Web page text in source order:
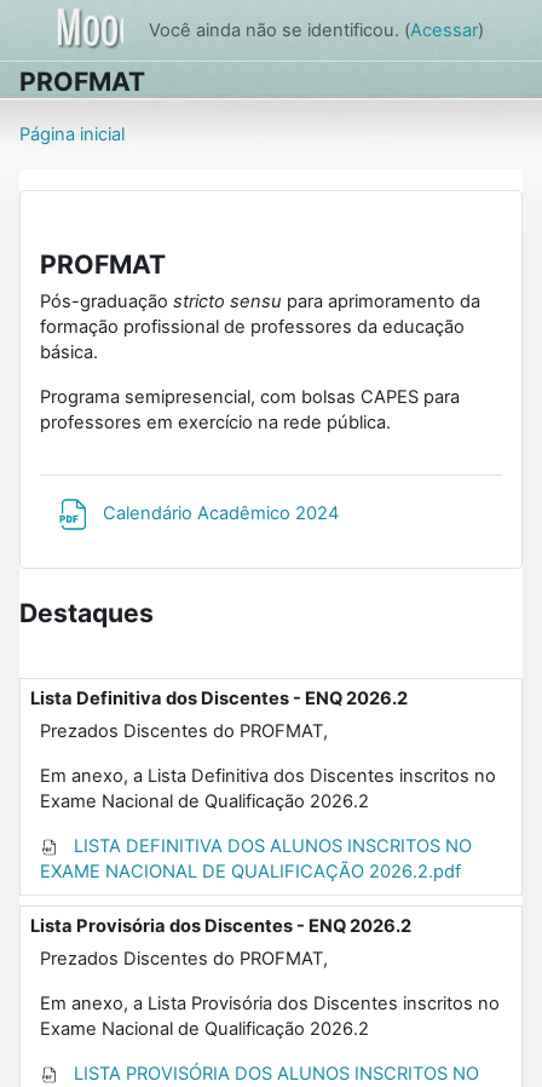
Ir para o conteúdo principal
Você ainda não se identificou. (Acessar)
PROFMAT
Página inicial
PROFMAT
Pós-graduação stricto sensu para aprimoramento da
formação profissional de professores da educação
básica.
Programa semipresencial, com bolsas CAPES para
professores em exercício na rede pública.
Calendário Acadêmico 2024
Destaques
Lista Definitiva dos Discentes - ENQ 2026.2
Prezados Discentes do PROFMAT,
Em anexo, a Lista Definitiva dos Discentes inscritos no
Exame Nacional de Qualificação 2026.2
LISTA DEFINITIVA DOS ALUNOS INSCRITOS NO
EXAME NACIONAL DE QUALIFICAÇÃO 2026.2.pdf
Lista Provisória dos Discentes - ENQ 2026.2
Prezados Discentes do PROFMAT,
Em anexo, a Lista Provisória dos Discentes inscritos no
Exame Nacional de Qualificação 2026.2
LISTA PROVISÓRIA DOS ALUNOS INSCRITOS NO